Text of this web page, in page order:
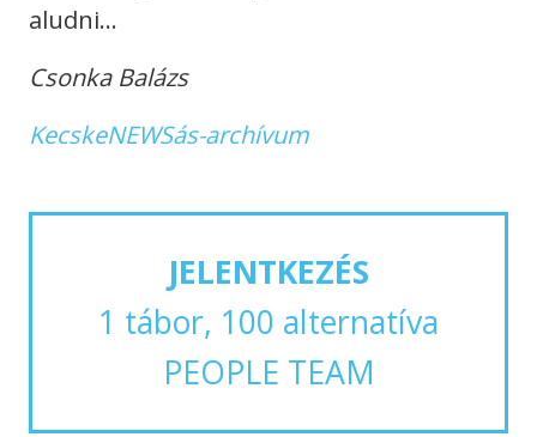
aludni…
Csonka Balázs
KecskeNEWSás-archívum
JELENTKEZÉS
1 tábor, 100 alternatíva
PEOPLE TEAM